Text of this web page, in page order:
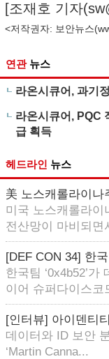
[조재호 기자(
<저작권자: 보안뉴스(
연관 뉴스
라온시큐어, 과기
라온시큐어, PQC
급 획득
헤드라인 뉴스
美 노스캐롤라이
미국 노스캐롤라
전산망이 마비되면
[DEF CON 34] 한국
한국팀 ‘0x4b52’
이어 슈퍼다이스코
[인터뷰] 아이덴티
데이터와 ID 보안
‘Martin Canna...